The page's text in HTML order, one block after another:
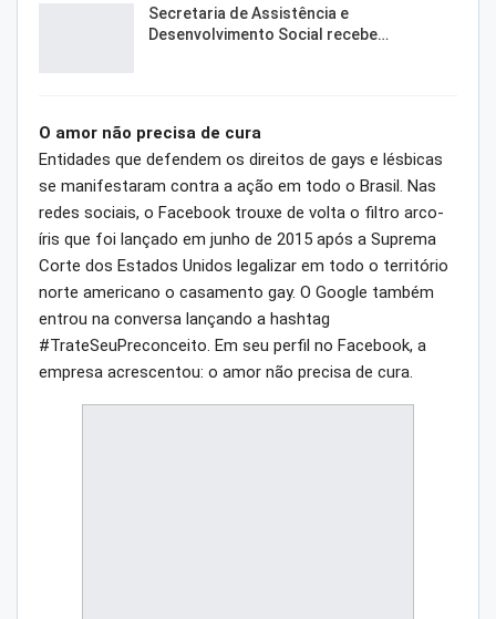
Secretaria de Assistência e
Desenvolvimento Social recebe…
O amor não precisa de cura
Entidades que defendem os direitos de gays e lésbicas
se manifestaram contra a ação em todo o Brasil. Nas
redes sociais, o Facebook trouxe de volta o filtro arco-
íris que foi lançado em junho de 2015 após a Suprema
Corte dos Estados Unidos legalizar em todo o território
norte americano o casamento gay. O Google também
entrou na conversa lançando a hashtag
#TrateSeuPreconceito. Em seu perfil no Facebook, a
empresa acrescentou: o amor não precisa de cura.